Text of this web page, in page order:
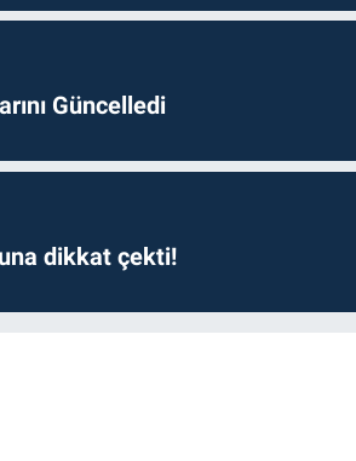
Güncelledi
dikkat çekti!